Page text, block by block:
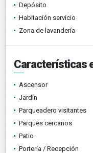
Depósito
Habitación servicio
Zona de lavandería
Características
Ascensor
Jardín
Parqueadero visitantes
Parques cercanos
Patio
Portería / Recepción